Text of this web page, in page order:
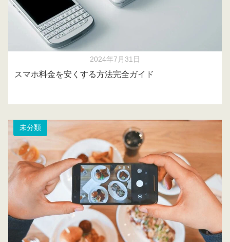
2024年7月31日
スマホ料金を安くする方法完全ガイド
未分類